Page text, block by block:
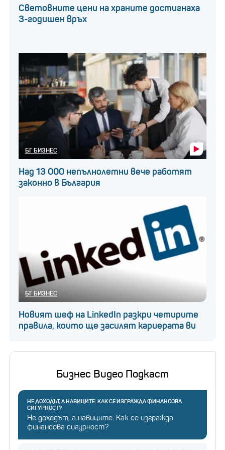
Световните цени на храните достигнаха
3-годишен връх
БГ БИЗНЕС
Над 13 000 непълнолетни вече работят
законно в България
БГ БИЗНЕС
Новият шеф на LinkedIn разкри четирите
правила, които ще засилят кариерата ви
Бизнес Видео Подкаст
НЕ ДОХОДЪТ, А НАВИЦИТЕ: КАК СЕ ИЗГРАЖДА ФИНАНСОВА
СИГУРНОСТ?
Не доходът, а навиците: Как се изгражда
финансова сигурност?